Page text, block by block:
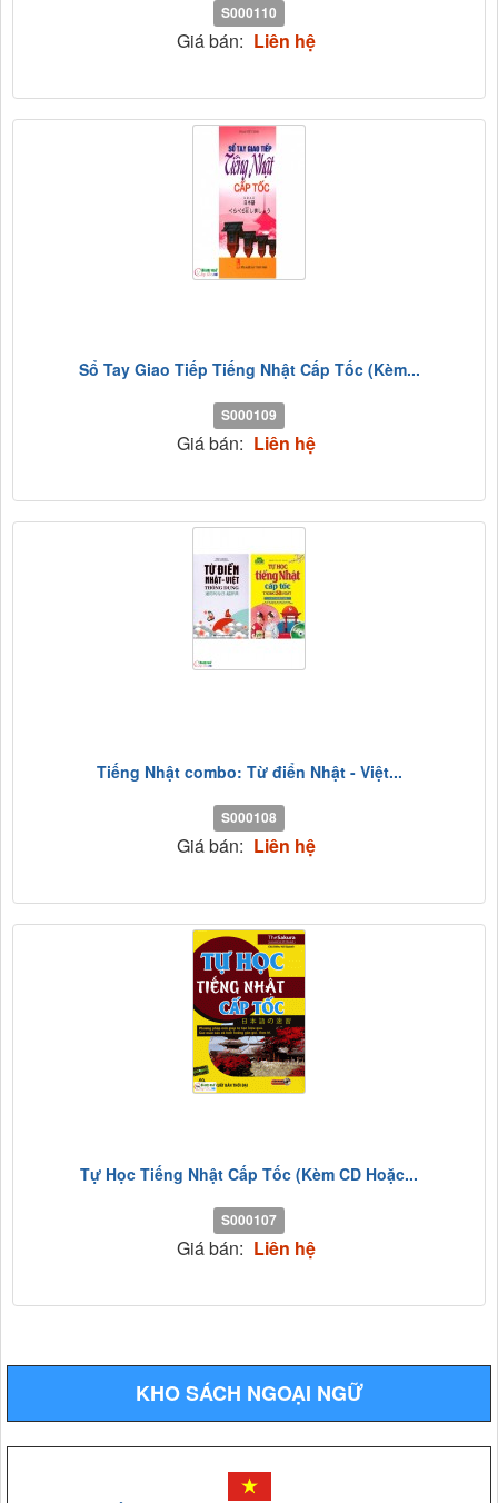
S000110
Giá bán: Liên hệ
Sổ Tay Giao Tiếp Tiếng Nhật Cấp Tốc (Kèm...
S000109
Giá bán: Liên hệ
Tiếng Nhật combo: Từ điển Nhật - Việt...
S000108
Giá bán: Liên hệ
Tự Học Tiếng Nhật Cấp Tốc (Kèm CD Hoặc...
S000107
Giá bán: Liên hệ
KHO SÁCH NGOẠI NGỮ